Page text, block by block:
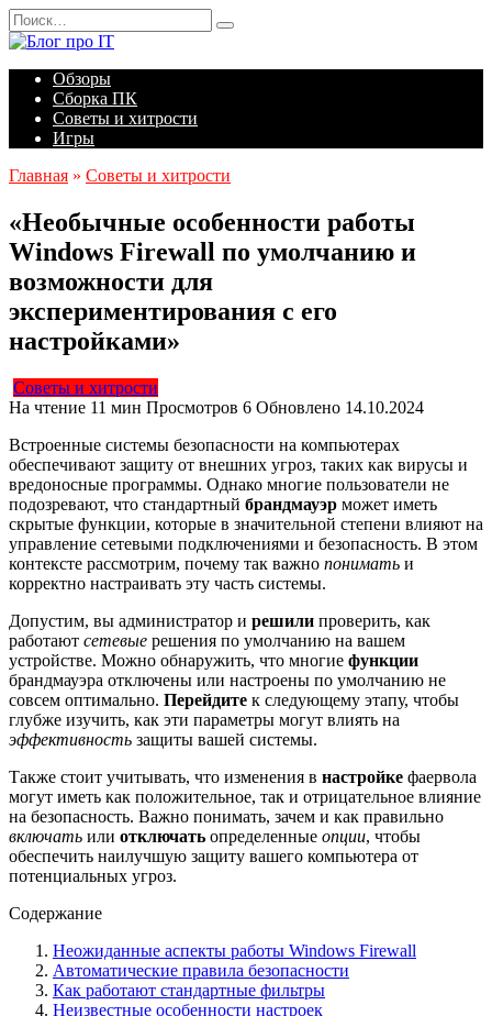
Перейти
к
содержанию
Search
for:
Обзоры
Сборка ПК
Советы и хитрости
Игры
Главная » Советы и хитрости
«Необычные особенности работы
Windows Firewall по умолчанию и
возможности для
экспериментирования с его
настройками»
Советы и хитрости
На чтение 11 мин Просмотров 6 Обновлено 14.10.2024
Встроенные системы безопасности на компьютерах
обеспечивают защиту от внешних угроз, таких как вирусы и
вредоносные программы. Однако многие пользователи не
подозревают, что стандартный брандмауэр может иметь
скрытые функции, которые в значительной степени влияют на
управление сетевыми подключениями и безопасность. В этом
контексте рассмотрим, почему так важно понимать и
корректно настраивать эту часть системы.
Допустим, вы администратор и решили проверить, как
работают сетевые решения по умолчанию на вашем
устройстве. Можно обнаружить, что многие функции
брандмауэра отключены или настроены по умолчанию не
совсем оптимально. Перейдите к следующему этапу, чтобы
глубже изучить, как эти параметры могут влиять на
эффективность защиты вашей системы.
Также стоит учитывать, что изменения в настройке фаервола
могут иметь как положительное, так и отрицательное влияние
на безопасность. Важно понимать, зачем и как правильно
включать или отключать определенные опции, чтобы
обеспечить наилучшую защиту вашего компьютера от
потенциальных угроз.
Содержание
Неожиданные аспекты работы Windows Firewall
Автоматические правила безопасности
Как работают стандартные фильтры
Неизвестные особенности настроек